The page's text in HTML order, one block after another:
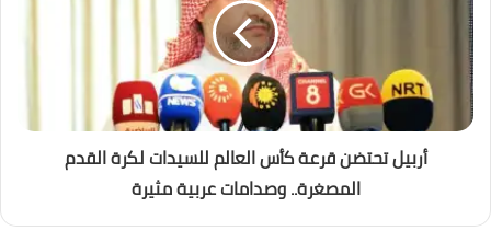
أربيل تحتضن قرعة كأس العالم للسيدات لكرة القدم
المصغرة.. وصدامات عربية مثيرة